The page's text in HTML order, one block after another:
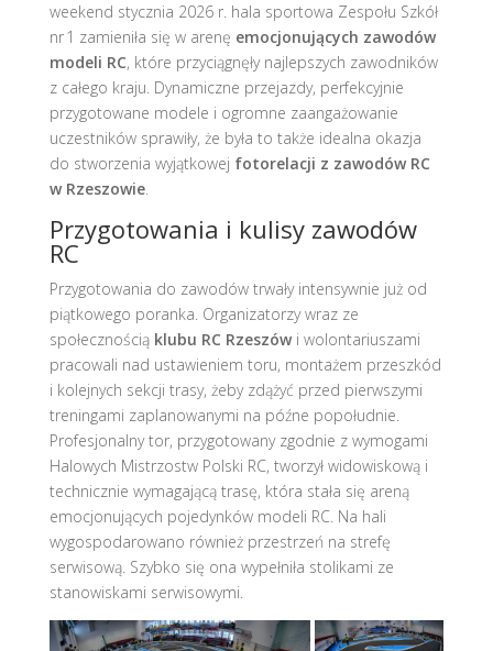
weekend stycznia 2026 r. hala sportowa Zespołu Szkół
nr 1 zamieniła się w arenę emocjonujących zawodów
modeli RC, które przyciągnęły najlepszych zawodników
z całego kraju. Dynamiczne przejazdy, perfekcyjnie
przygotowane modele i ogromne zaangażowanie
uczestników sprawiły, że była to także idealna okazja
do stworzenia wyjątkowej fotorelacji z zawodów RC
w Rzeszowie.
Przygotowania i kulisy zawodów
RC
Przygotowania do zawodów trwały intensywnie już od
piątkowego poranka. Organizatorzy wraz ze
społecznością klubu RC Rzeszówi wolontariuszami
pracowali nad ustawieniem toru, montażem przeszkód
i kolejnych sekcji trasy, żeby zdążyć przed pierwszymi
treningami zaplanowanymi na późne popołudnie.
Profesjonalny tor, przygotowany zgodnie z wymogami
Halowych Mistrzostw Polski RC, tworzył widowiskową i
technicznie wymagającą trasę, która stała się areną
emocjonujących pojedynków modeli RC. Na hali
wygospodarowano również przestrzeń na strefę
serwisową. Szybko się ona wypełniła stolikami ze
stanowiskami serwisowymi.